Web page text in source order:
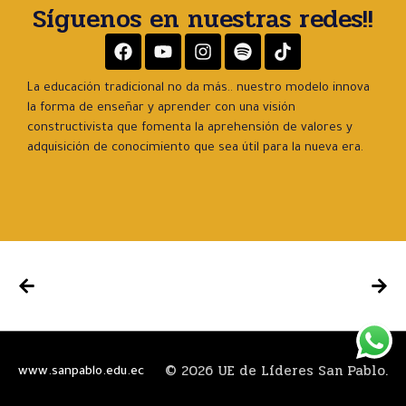
Síguenos en nuestras redes!!
La educación tradicional no da más.. nuestro modelo innova
la forma de enseñar y aprender con una visión
constructivista que fomenta la aprehensión de valores y
adquisición de conocimiento que sea útil para la nueva era.
www.sanpablo.edu.ec © 2026 UE de Líderes San Pablo.